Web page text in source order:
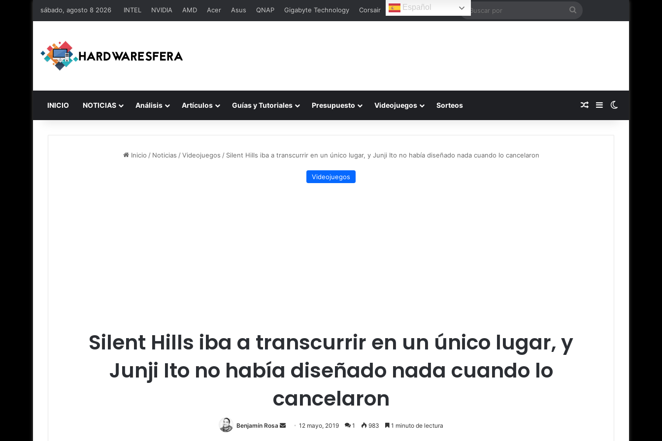
sábado, agosto 8 2026 INTEL NVIDIA AMD Acer Asus QNAP Gigabyte Technology Corsair Español
Buscar
INICIO NOTICIAS Análisis Artículos Guías y Tutoriales Presupuesto Videojuegos Sorteos Publicación al azar
Barra lateral
Inicio / Noticias / Videojuegos / Silent Hills iba a transcurrir en un único lugar, y Junji Ito no había diseñado nada cuando lo cancelaron
Videojuegos
Silent Hills iba a transcurrir en un único lugar, y
Junji Ito no había diseñado nada cuando lo
cancelaron
Benjamín Rosa 12 mayo, 2019 1 983 1 minuto de lectura